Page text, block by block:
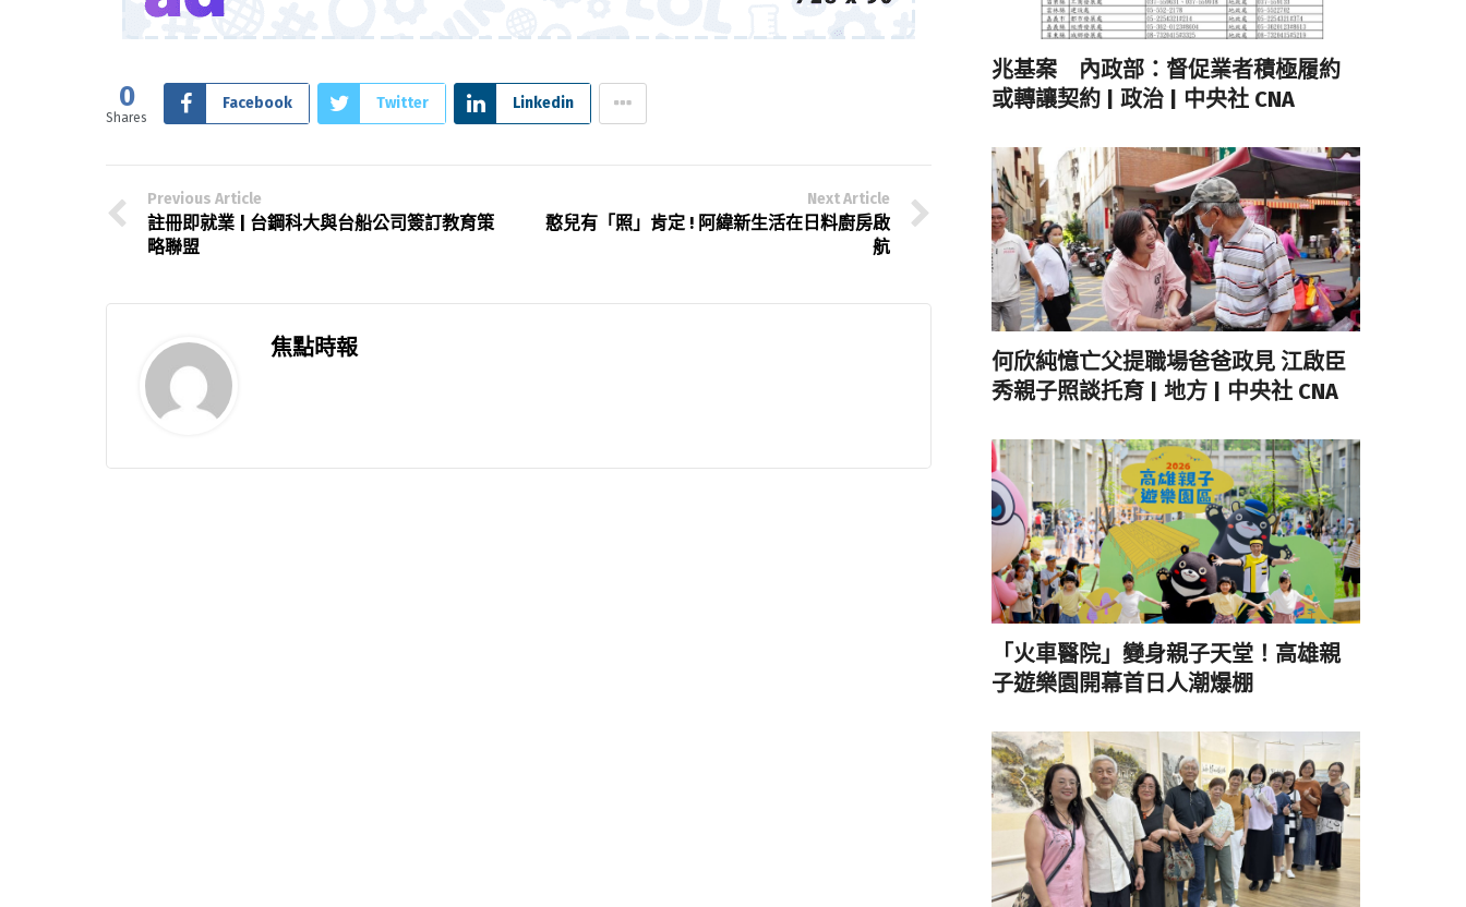
0
Shares
Facebook Twitter Linkedin
Previous Article
註冊即就業 | 台鋼科大與台船公司簽訂教育策
略聯盟
Next Article
憨兒有「照」肯定 ! 阿緯新生活在日料廚房啟
航
焦點時報
兆基案 內政部：督促業者積極履約
或轉讓契約 | 政治 | 中央社 CNA
何欣純憶亡父提職場爸爸政見 江啟臣
秀親子照談托育 | 地方 | 中央社 CNA
「火車醫院」變身親子天堂！高雄親
子遊樂園開幕首日人潮爆棚